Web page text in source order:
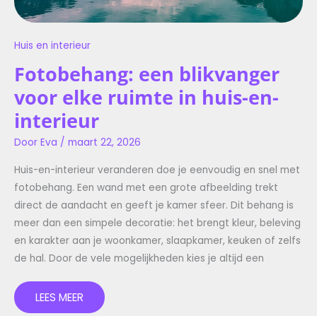
Huis en interieur
Fotobehang: een blikvanger
voor elke ruimte in huis-en-
interieur
Door Eva / maart 22, 2026
Huis-en-interieur veranderen doe je eenvoudig en snel met
fotobehang. Een wand met een grote afbeelding trekt
direct de aandacht en geeft je kamer sfeer. Dit behang is
meer dan een simpele decoratie: het brengt kleur, beleving
en karakter aan je woonkamer, slaapkamer, keuken of zelfs
de hal. Door de vele mogelijkheden kies je altijd een
LEES MEER